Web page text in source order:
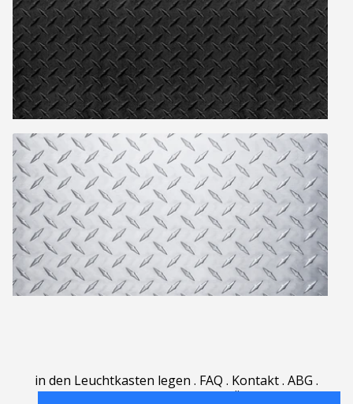
in den Leuchtkasten legen . FAQ . Kontakt. ABG .